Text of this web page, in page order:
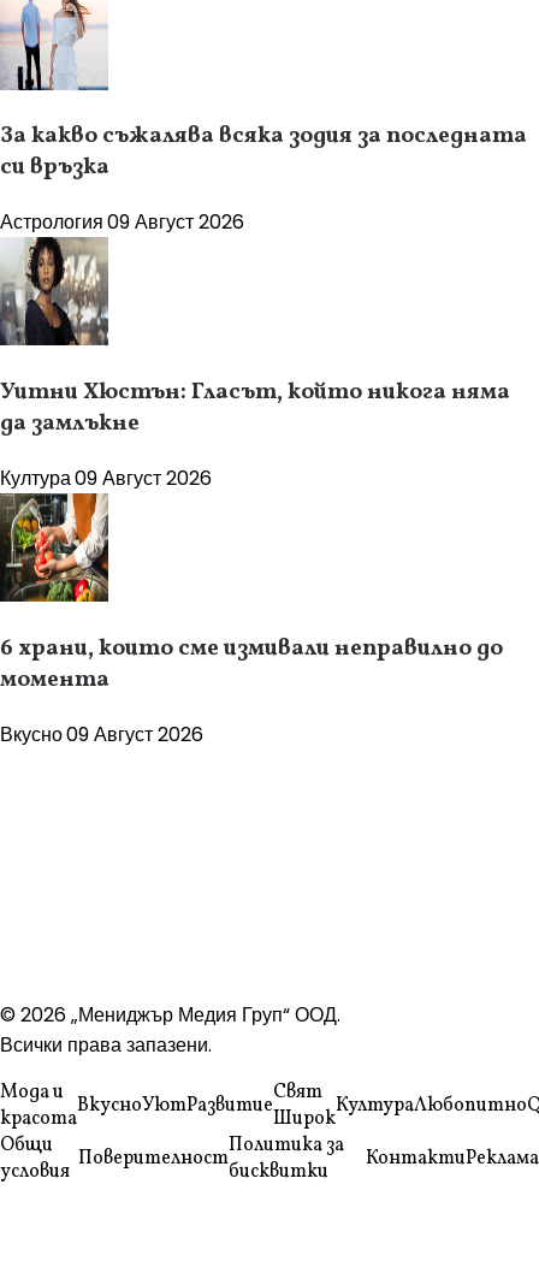
За какво съжалява всяка зодия за последната
си връзка
Астрология09 Август 2026
Уитни Хюстън: Гласът, който никога няма
да замлъкне
Култура09 Август 2026
6 храни, които сме измивали неправилно до
момента
Вкусно09 Август 2026
© 2026 „Мениджър Медия Груп“ ООД.
Всички права запазени.
Мода и
красотаВкусноУютРазвитиеСвят
ШирокКултураЛюбопитно
Общи
условия ПоверителностПолитика за
бисквитки
КонтактиРеклама